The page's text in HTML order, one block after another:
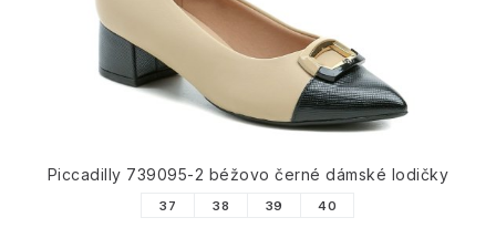
Piccadilly 739095-2 béžovo černé dámské lodičky
37 38 39 40